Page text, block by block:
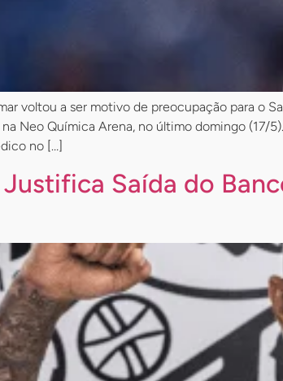
voltou a ser motivo de preocupação para o
Neo Química Arena, no último domingo (17/
no […]
Saída do